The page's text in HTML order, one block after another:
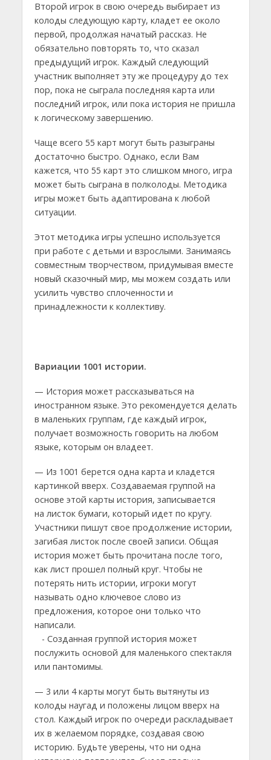
Второй игрок в свою очередь выбирает из
колоды следующую карту, кладет ее около
первой, продолжая начатый рассказ. Не
обязательно повторять то, что сказал
предыдущий игрок. Каждый следующий
участник выполняет эту же процедуру до тех
пор, пока не сыграла последняя карта или
последний игрок, или пока история не пришла
к логическому завершению.
Чаще всего 55 карт могут быть разыграны
достаточно быстро. Однако, если Вам
кажется, что 55 карт это слишком много, игра
может быть сыграна в полколоды. Методика
игры может быть адаптирована к любой
ситуации.
Этот методика игры успешно используется
при работе с детьми и взрослыми. Занимаясь
совместным творчеством, придумывая вместе
новый сказочный мир, мы можем создать или
усилить чувство сплоченности и
принадлежности к коллективу.
Вариации 1001 истории.
— История может рассказываться на
иностранном языке. Это рекомендуется делать
в маленьких группам, где каждый игрок,
получает возможность говорить на любом
языке, которым он владеет.
— Из 1001 берется одна карта и кладется
картинкой вверх. Создаваемая группой на
основе этой карты история, записывается
на листок бумаги, который идет по кругу.
Участники пишут свое продолжение истории,
загибая листок после своей записи. Общая
история может быть прочитана после того,
как лист прошел полный круг. Чтобы не
потерять нить истории, игроки могут
называть одно ключевое слово из
предложения, которое они только что
написали.
- Созданная группой история может
послужить основой для маленького спектакля
или пантомимы.
— 3 или 4 карты могут быть вытянуты из
колоды наугад и положены лицом вверх на
стол. Каждый игрок по очереди раскладывает
их в желаемом порядке, создавая свою
историю. Будьте уверены, что ни одна